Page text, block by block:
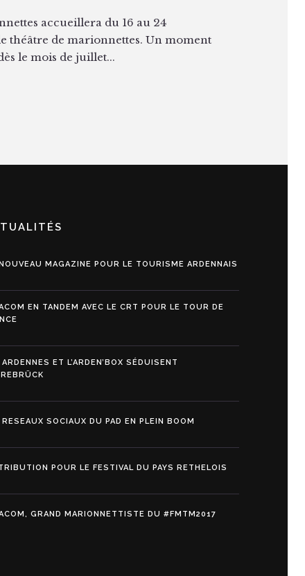
accueillera du 16 au 24
théâtre de marionnettes. Un moment
le mois de juillet...
MAGAZINE POUR LE TOURISME ARDENNAIS
EN TANDEM AVEC LE CRT POUR LE TOUR DE
ARDENNES ET L’ARDEN’BOX SÉDUISENT
RESEAUX SOCIAUX DU PAD EN PLEIN BOOM
POUR LE FESTIVAL DU PAYS RETHELOIS
GRAND MARIONNETTISTE DU #FMTM2017